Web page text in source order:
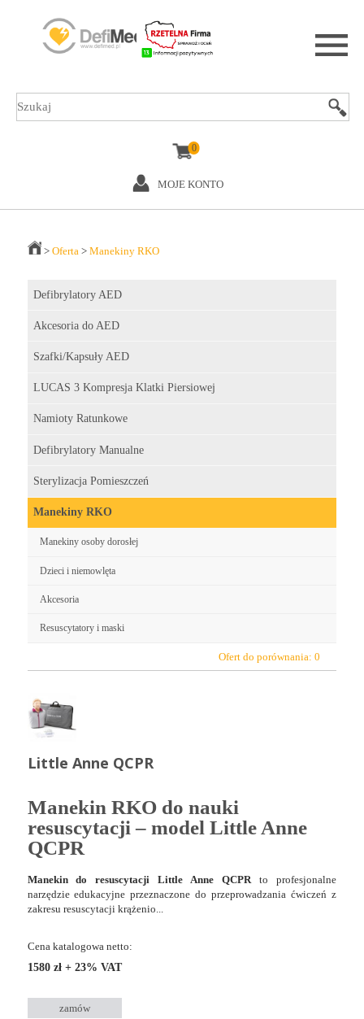
0
MOJE KONTO
> Oferta> Manekiny RKO
Defibrylatory AED
Akcesoria do AED
Szafki/Kapsuły AED
LUCAS 3 Kompresja Klatki Piersiowej
Namioty Ratunkowe
Defibrylatory Manualne
Sterylizacja Pomieszczeń
Manekiny RKO
Manekiny osoby dorosłej
Dzieci i niemowlęta
Akcesoria
Resuscytatory i maski
Ofert do porównania:0
Little Anne QCPR
Manekin RKO do nauki
resuscytacji – model Little Anne
QCPR
Manekin do resuscytacji Little Anne QCPRto profesjonalne
narzędzie edukacyjne przeznaczone do przeprowadzania ćwiczeń z
zakresu resuscytacji krążenio...
Cena katalogowa netto:
1580 zł + 23% VAT
zamów